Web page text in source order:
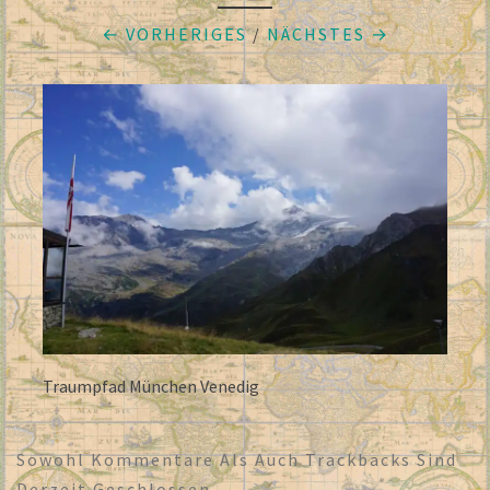
← VORHERIGES/NÄCHSTES →
Traumpfad München Venedig
Sowohl Kommentare Als Auch Trackbacks Sind